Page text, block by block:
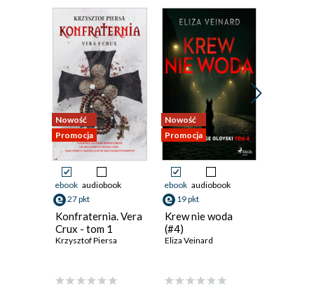
Nowość
Promocja
ebook audiobook
27 pkt
Konfraternia. Vera
Crux - tom 1
Krzysztof Piersa
Nowość
Promocja
ebook audiobook
19 pkt
Krew nie woda
(#4)
Eliza Veinard